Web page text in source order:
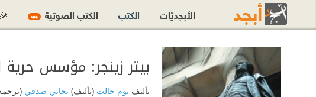
بيتر زينجر: مؤسس حرية
تأليفتوم جالت(تأليف) نجاتي صدقي
الأبجديّات الكتب الكتب الصوتية جديد